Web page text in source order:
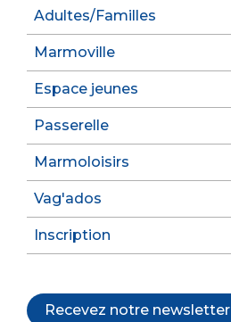
Adultes/Familles
Marmoville
Espace jeunes
Passerelle
Marmoloisirs
Vag'ados
Inscription
Recevez notre newsletter